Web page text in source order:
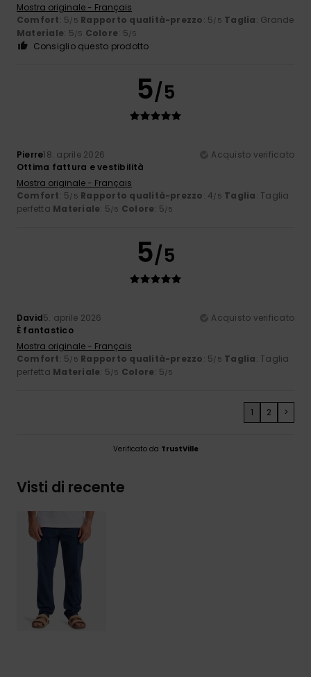
Mostra originale - Français
Comfort: 5/5 Rapporto qualità-prezzo: 5/5 Taglia: Grande
Materiale: 5/5 Colore: 5/5
Consiglio questo prodotto
5/5
Pierre18. aprile 2026
Acquisto verificato
Ottima fattura e vestibilità
Mostra originale - Français
Comfort: 5/5 Rapporto qualità-prezzo: 4/5 Taglia: Taglia
perfetta Materiale: 5/5 Colore: 5/5
5/5
David5. aprile 2026
Acquisto verificato
È fantastico
Mostra originale - Français
Comfort: 5/5 Rapporto qualità-prezzo: 5/5 Taglia: Taglia
perfetta Materiale: 5/5 Colore: 5/5
1 2 >
Verificato da TrustVille
Visti di recente